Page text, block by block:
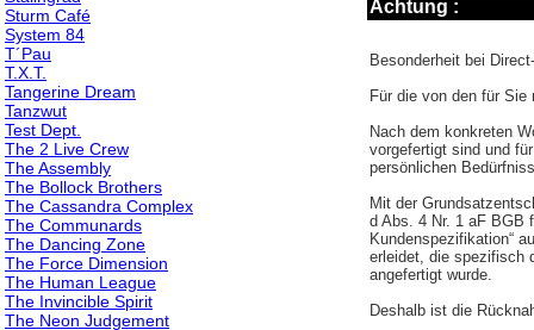
Sturm Café
System 84
T´Pau
T.X.T.
Tangerine Dream
Tanzwut
Test Dept.
The 2 Live Crew
The Assembly
The Bollock Brothers
The Cassandra Complex
The Communards
The Dancing Zone
The Force Dimension
The Human League
The Invincible Spirit
The Neon Judgement
Achtung :
Besonderheit bei
Für die von den für
Nach dem konkreten
vorgefertigt sind und
persönlichen
Mit der
d Abs. 4 Nr. 1 aF BGB
Kundenspezifikation“
erleidet, die spezifisch
angefertigt wurde.
Deshalb ist die